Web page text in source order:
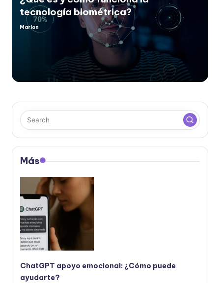
tecnología biométrica?
Posted
Marlon
Más
ChatGPT apoyo emocional: ¿Cómo puede
ayudarte?